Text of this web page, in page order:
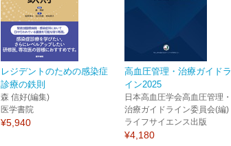
レジデントのための感染症
診療の鉄則
森 信好(編集)
医学書院
¥5,940
高血圧管理・治療ガイドラ
イン2025
日本高血圧学会高血圧管理・
治療ガイドライン委員会(編)
ライフサイエンス出版
¥4,180